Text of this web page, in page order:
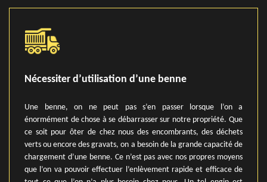
Nécessiter d’utilisation d’une benne
Une benne, on ne peut pas s’en passer lorsque l’on a
énormément de chose à se débarrasser sur notre propriété. Que
ce soit pour ôter de chez nous des encombrants, des déchets
verts ou encore des gravats, on a besoin de la grande capacité de
chargement d’une benne. Ce n’est pas avec nos propres moyens
que l’on va pouvoir effectuer l’enlèvement rapide et efficace de